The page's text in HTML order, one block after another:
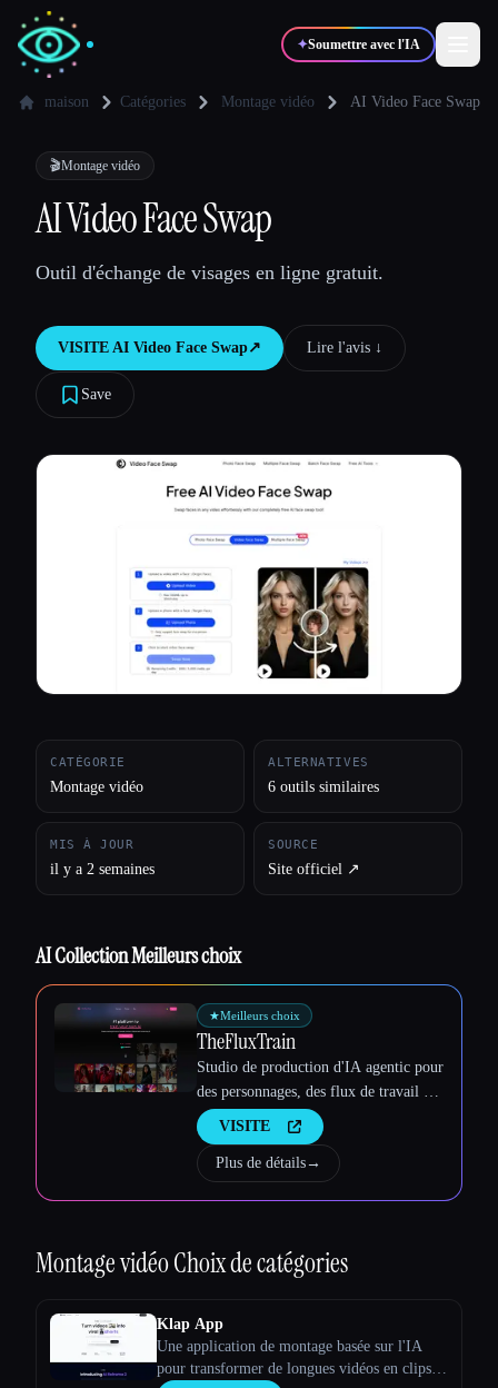
✦Soumettre avec l'IA
✍️Auteurs
💻
maison Catégories Montage vidéo AI Video Face Swap
🎬Montage vidéo
AI Video Face Swap
Outil d'échange de visages en ligne gratuit.
VISITE AI Video Face Swap↗︎ Lire l'avis ↓︎
Save
CATÉGORIE
Montage vidéo
ALTERNATIVES
6 outils similaires
MIS À JOUR
il y a 2 semaines
SOURCE
Site officiel ↗︎
AI Collection Meilleurs choix
★Meilleurs choix
TheFluxTrain
Studio de production d'IA agentic pour
des personnages, des flux de travail et
des vidéos cohérents
VISITE
Plus de détails→
Montage vidéoChoix de catégories
Klap App
Une application de montage basée sur l'IA
pour transformer de longues vidéos en clips